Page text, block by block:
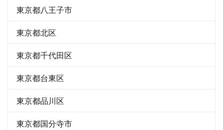
東京都八王子市
東京都北区
東京都千代田区
東京都台東区
東京都品川区
東京都国分寺市